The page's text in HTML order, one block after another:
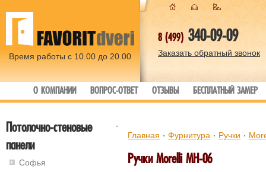
Время работы с 10.00 до 20.00
8 (499) 340-09-09
Заказать обратный звонок
О КОМПАНИИ ВОПРОС-ОТВЕТ ОТЗЫВЫ БЕСПЛАТНЫЙ ЗАМЕР
-
Потолочно-стеновые
панели
Софья
Главная Фурнитура Ручки
Ручки Morelli MH-06